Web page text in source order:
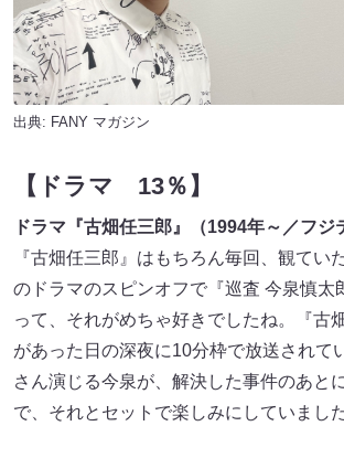
出典: FANY マガジン
【ドラマ 13％】
ドラマ『古畑任三郎』（1994年～／フジ
『古畑任三郎』はもちろん毎回、観てい
のドラマのスピンオフで『巡査 今泉慎太
って、それがめちゃ好きでしたね。『古
があった日の深夜に10分枠で放送されて
さん演じる今泉が、解決した事件のあと
で、それとセットで楽しみにしていました